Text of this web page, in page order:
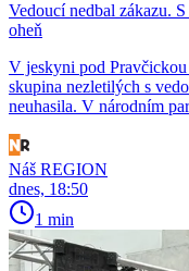
Vedoucí nedbal zákazu.
oheň
V jeskyni pod
skupina nezletilých s
neuhasila. V národním
Náš REGION
dnes, 18:50
1 min